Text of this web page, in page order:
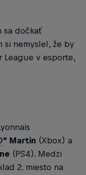
sa dočkať
si nemyslel, že by
League v esporte,
" Martin (Xbox) a
(PS4). Medzi
2. miesto na